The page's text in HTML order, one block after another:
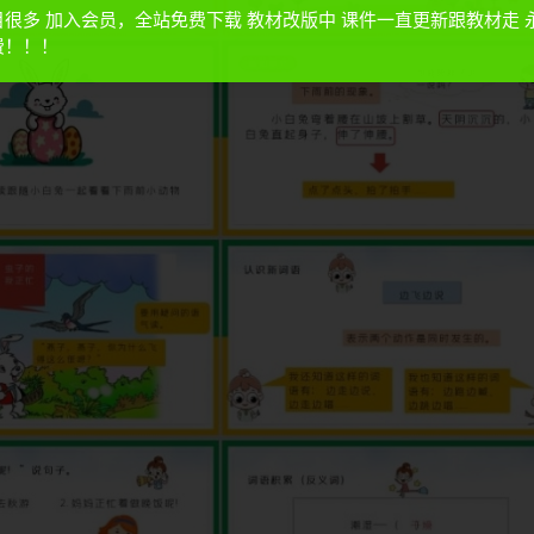
很多 加入会员，全站免费下载 教材改版中 课件一直更新跟教材走
！！